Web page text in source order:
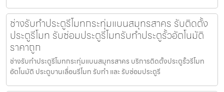
ช่างรับทำประตูรีโมทกระทุ่มแบนสมุทรสาคร รับติดตั้ง
ประตูรีโมท รับซ่อมประตูรีโมทรับทำประตูรั้วอัตโนมัติ
ราคาถูก
ช่างรับทำประตูรีโมทกระทุ่มแบนสมุทรสาคร บริการติดตั้งประตูรั้วรีโมท
อัตโนมัติ ประตูบานเลื่อนรีโมท รับทำ และ รับซ่อมประตูรี